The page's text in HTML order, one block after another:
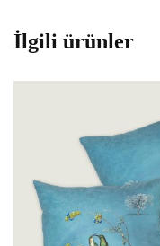
İlgili ürünler